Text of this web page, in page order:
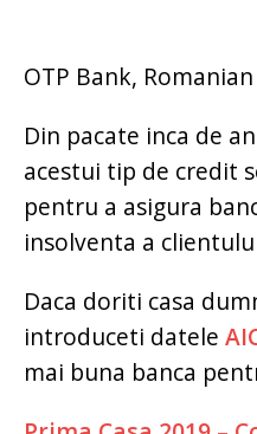
OTP Bank,
Din pacate inca de
acestui tip de credit
pentru a asigura
insolventa a
Daca doriti casa
introduceti datele
mai buna banca